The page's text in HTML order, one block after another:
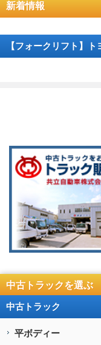
新着情報
【フォークリフト】
中古トラックを選ぶ
中古トラック
平ボディー